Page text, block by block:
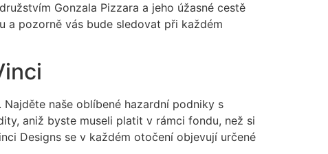
Gonzala Pizzara a jeho úžasné cestě
a pozorně vás bude sledovat při každém
naše oblíbené hazardní podniky s
aniž byste museli platit v rámci fondu, než si
Designs se v každém otočení objevují určené